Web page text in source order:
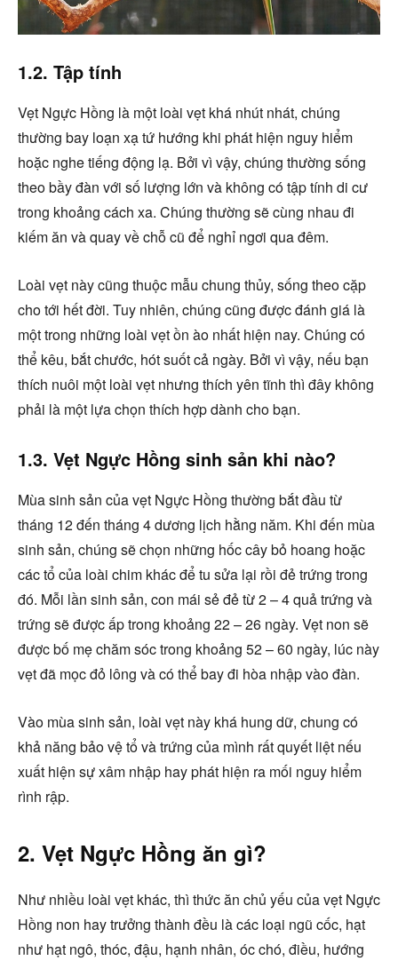
1.2. Tập tính
Vẹt Ngực Hồng là một loài vẹt khá nhút nhát, chúng
thường bay loạn xạ tứ hướng khi phát hiện nguy hiểm
hoặc nghe tiếng động lạ. Bởi vì vậy, chúng thường sống
theo bầy đàn với số lượng lớn và không có tập tính di cư
trong khoảng cách xa. Chúng thường sẽ cùng nhau đi
kiếm ăn và quay về chỗ cũ để nghỉ ngơi qua đêm.
Loài vẹt này cũng thuộc mẫu chung thủy, sống theo cặp
cho tới hết đời. Tuy nhiên, chúng cũng được đánh giá là
một trong những loài vẹt ồn ào nhất hiện nay. Chúng có
thể kêu, bắt chước, hót suốt cả ngày. Bởi vì vậy, nếu bạn
thích nuôi một loài vẹt nhưng thích yên tĩnh thì đây không
phải là một lựa chọn thích hợp dành cho bạn.
1.3. Vẹt Ngực Hồng sinh sản khi nào?
Mùa sinh sản của vẹt Ngực Hồng thường bắt đầu từ
tháng 12 đến tháng 4 dương lịch hằng năm. Khi đến mùa
sinh sản, chúng sẽ chọn những hốc cây bỏ hoang hoặc
các tổ của loài chim khác để tu sửa lại rồi đẻ trứng trong
đó. Mỗi lần sinh sản, con mái sẻ đẻ từ 2 – 4 quả trứng và
trứng sẽ được ấp trong khoảng 22 – 26 ngày. Vẹt non sẽ
được bố mẹ chăm sóc trong khoảng 52 – 60 ngày, lúc này
vẹt đã mọc đỏ lông và có thể bay đi hòa nhập vào đàn.
Vào mùa sinh sản, loài vẹt này khá hung dữ, chung có
khả năng bảo vệ tổ và trứng của mình rất quyết liệt nếu
xuất hiện sự xâm nhập hay phát hiện ra mối nguy hiểm
rình rập.
2. Vẹt Ngực Hồng ăn gì?
Như nhiều loài vẹt khác, thì thức ăn chủ yếu của vẹt Ngực
Hồng non hay trưởng thành đều là các loại ngũ cốc, hạt
như hạt ngô, thóc, đậu, hạnh nhân, óc chó, điều, hướng